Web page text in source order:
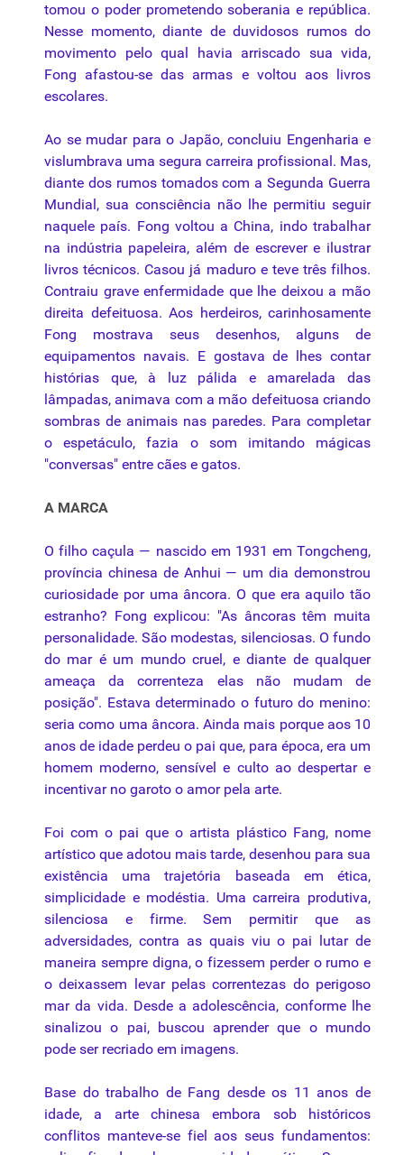
tomou o poder prometendo soberania e república.
Nesse momento, diante de duvidosos rumos do
movimento pelo qual havia arriscado sua vida,
Fong afastou-se das armas e voltou aos livros
escolares.
Ao se mudar para o Japão, concluiu Engenharia e
vislumbrava uma segura carreira profissional. Mas,
diante dos rumos tomados com a Segunda Guerra
Mundial, sua consciência não lhe permitiu seguir
naquele país. Fong voltou a China, indo trabalhar
na indústria papeleira, além de escrever e ilustrar
livros técnicos. Casou já maduro e teve três filhos.
Contraiu grave enfermidade que lhe deixou a mão
direita defeituosa. Aos herdeiros, carinhosamente
Fong mostrava seus desenhos, alguns de
equipamentos navais. E gostava de lhes contar
histórias que, à luzpálida e amarelada das
lâmpadas, animava com a mão defeituosa criando
sombras de animais nas paredes. Para completar
o espetáculo, fazia o som imitando mágicas
"conversas" entre cães e gatos.
A MARCA
O filho caçula — nascido em 1931 em Tongcheng,
província chinesa de Anhui — um dia demonstrou
curiosidade por uma âncora. O que era aquilo tão
estranho? Fong explicou: "As âncoras têm muita
personalidade. São modestas, silenciosas. O fundo
do mar é um mundo cruel, e diante de qualquer
ameaça da correnteza elas não mudam de
posição". Estava determinado o futuro do menino:
seria como uma âncora. Ainda mais porque aos 10
anos de idade perdeu o pai que, para época, era um
homem moderno, sensível e culto ao despertar e
incentivar no garoto o amor pela arte.
Foi com o pai que o artista plástico Fang, nome
artístico que adotou mais tarde, desenhou para sua
existência uma trajetória baseada em ética,
simplicidade e modéstia. Uma carreira produtiva,
silenciosa e firme. Sem permitir que as
adversidades, contra as quais viu o pai lutar de
maneira sempre digna, o fizessem perder o rumo e
o deixassem levar pelas correntezas do perigoso
mar da vida. Desde a adolescência, conforme lhe
sinalizou o pai, buscou aprender que o mundo
pode ser recriado em imagens.
Base do trabalho de Fang desde os 11 anos de
idade, a arte chinesa embora sob históricos
conflitos manteve-se fiel aos seus fundamentos: